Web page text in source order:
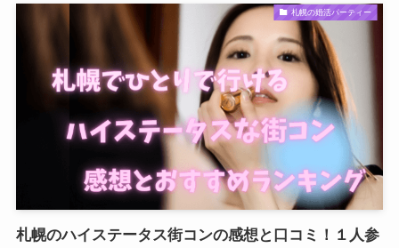
札幌の婚活パーティー
札幌のハイステータス街コンの感想と口コミ！１人参